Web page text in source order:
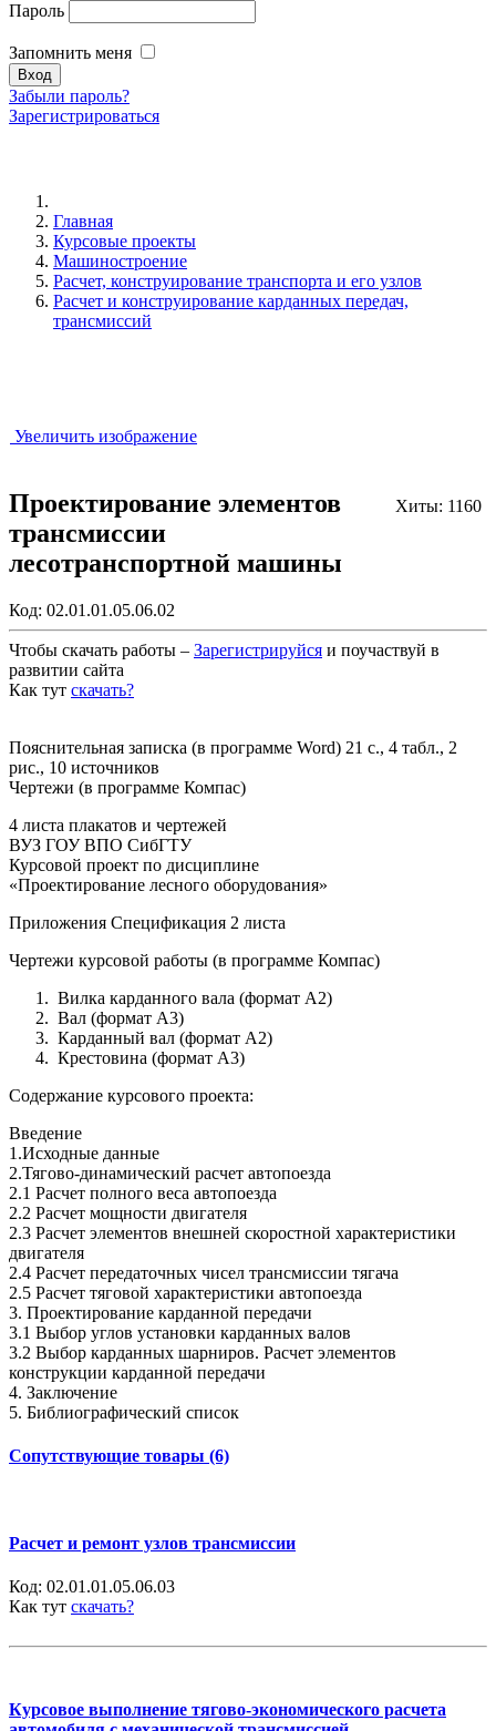
Пароль
Запомнить меня
Забыли пароль?
Зарегистрироваться
Главная
Курсовые проекты
Машиностроение
Расчет, конструирование транспорта и его узлов
Расчет и конструирование карданных передач,
трансмиссий
Увеличить изображение
Хиты: 1160
Проектирование элементов
трансмиссии
лесотранспортной машины
Код: 02.01.01.05.06.02
Чтобы скачать работы – Зарегистрируйся и поучаствуй в
развитии сайта
Как тут скачать?
Пояснительная записка (в программе Word) 21 с., 4 табл., 2
рис., 10 источников
Чертежи (в программе Компас)
4 листа плакатов и чертежей
ВУЗ ГОУ ВПО СибГТУ
Курсовой проект по дисциплине
«Проектирование лесного оборудования»
Приложения Спецификация 2 листа
Чертежи курсовой работы (в программе Компас)
Вилка карданного вала (формат А2)
Вал (формат А3)
Карданный вал (формат А2)
Крестовина (формат А3)
Содержание курсового проекта:
Введение
1.Исходные данные
2.Тягово-динамический расчет автопоезда
2.1 Расчет полного веса автопоезда
2.2 Расчет мощности двигателя
2.3 Расчет элементов внешней скоростной характеристики
двигателя
2.4 Расчет передаточных чисел трансмиссии тягача
2.5 Расчет тяговой характеристики автопоезда
3. Проектирование карданной передачи
3.1 Выбор углов установки карданных валов
3.2 Выбор карданных шарниров. Расчет элементов
конструкции карданной передачи
4. Заключение
5. Библиографический список
Сопутствующие товары (6)
Расчет и ремонт узлов трансмиссии
Код: 02.01.01.05.06.03
Как тут скачать?
Курсовое выполнение тягово-экономического расчета